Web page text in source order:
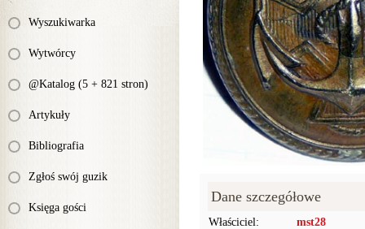
Wyszukiwarka
Wytwórcy
@Katalog (5 + 821 stron)
Artykuły
Bibliografia
Zgłoś swój guzik
Księga gości
Dane szczegółowe
Właściciel:
mst28